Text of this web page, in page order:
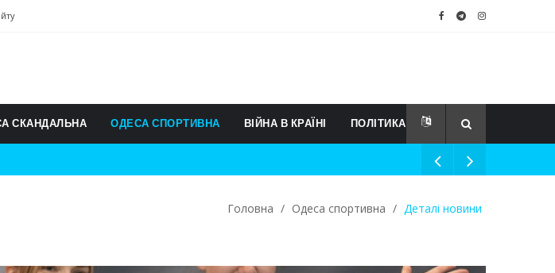
СКАНДАЛЬНА ОДЕСА СПОРТИВНА ВІЙНА В КРАЇНІ ПОЛІТИКА
Головна / Одеса спортивна / Деталі новини